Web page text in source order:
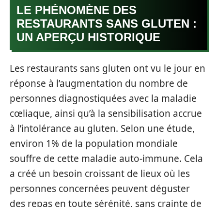
LE PHÉNOMÈNE DES
RESTAURANTS SANS GLUTEN :
UN APERÇU HISTORIQUE
Les restaurants sans gluten ont vu le jour en
réponse à l’augmentation du nombre de
personnes diagnostiquées avec la maladie
cœliaque, ainsi qu’à la sensibilisation accrue
à l’intolérance au gluten. Selon une étude,
environ 1% de la population mondiale
souffre de cette maladie auto-immune. Cela
a créé un besoin croissant de lieux où les
personnes concernées peuvent déguster
des repas en toute sérénité, sans crainte de